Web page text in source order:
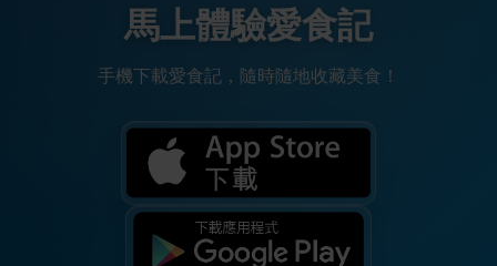
馬上體驗愛食記
手機下載愛食記，隨時隨地收藏美食！